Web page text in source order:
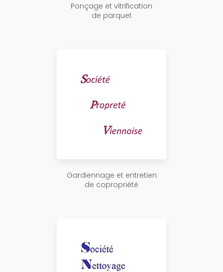
Ponçage et vitrification
de parquet
Gardiennage et entretien
de copropriété